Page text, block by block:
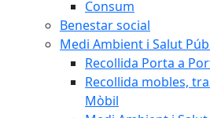
Consum
Benestar social
Medi Ambient i Salut
Recollida Porta a
Recollida mobles,
Mòbil